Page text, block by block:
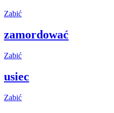
Zabić
zamordować
Zabić
usiec
Zabić